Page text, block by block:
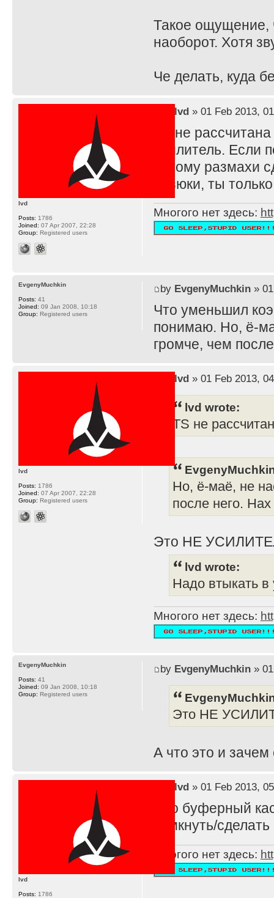
Такое ощущение,
наоборот. Хотя
Че делать, куда
lvd» 01 Feb 2013,
TS не
усилитель. Если
потому размахи
резюки, ты
Многого нет здесь:
lvd
Posts: 1786
Joined: 07 Apr 2007, 22:28
Group: Registered users
by EvgenyMuchkin» 01
Что уменьшил
понимаю. Но, ё-
громче, чем
EvgenyMuchkin
Posts: 41
Joined: 09 Jan 2008, 10:18
Group: Registered users
lvd» 01 Feb 2013,
lvd wrote:
TS не
Но, ё-маё, не
после него.
Это НЕ
lvd wrote:
Надо втыкать в
Многого нет здесь:
lvd
Posts: 1786
Joined: 07 Apr 2007, 22:28
Group: Registered users
by EvgenyMuchkin» 01
Это НЕ
А что это и
EvgenyMuchkin
Posts: 41
Joined: 09 Jan 2008, 10:18
Group: Registered users
lvd» 01 Feb 2013,
Это буферный
замкнуть/
Многого нет здесь:
lvd
Posts: 1786